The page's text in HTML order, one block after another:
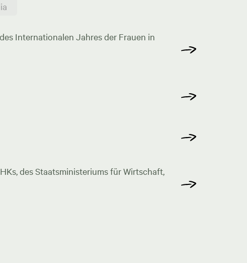
Internationalen Jahres der Frauen in
des Staatsministeriums für Wirtschaft,